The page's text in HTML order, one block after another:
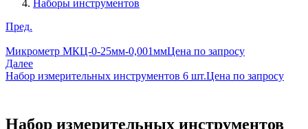
Наборы инструментов
Пред.
Микрометр МКЦ-0-25мм-0,001ммЦена по запросу
Далее
Набор измерительных инструментов 6 шт.Цена по запросу
Набор измерительных инструментов